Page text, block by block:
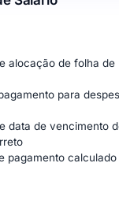
alocação de folha
para
data de vencimento
pagamento